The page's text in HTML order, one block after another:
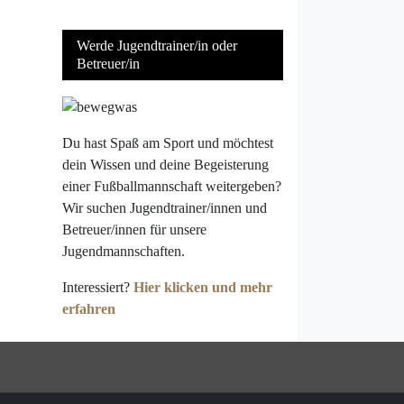
Werde Jugendtrainer/in oder
Betreuer/in
Du hast Spaß am Sport und möchtest
dein Wissen und deine Begeisterung
einer Fußballmannschaft weitergeben?
Wir suchen Jugendtrainer/innen und
Betreuer/innen für unsere
Jugendmannschaften.
Interessiert? Hier klicken und mehr
erfahren